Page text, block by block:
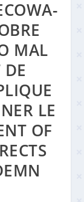
MAL
LE
OF